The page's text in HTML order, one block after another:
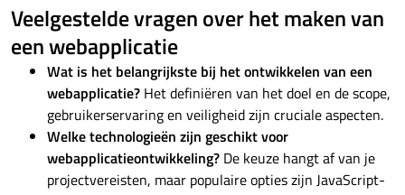
Veelgestelde vragen over het maken van
een webapplicatie
Wat is het belangrijkste bij het ontwikkelen van een
webapplicatie? Het definiëren van het doel en de scope,
gebruikerservaring en veiligheid zijn cruciale aspecten.
Welke technologieën zijn geschikt voor
webapplicatieontwikkeling? De keuze hangt af van je
projectvereisten, maar populaire opties zijn JavaScript-